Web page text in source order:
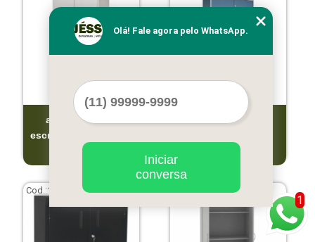
armário de aço
escritório Itapecerica
da Serra
qual o preço de
Caierias
Cod.:10210
1
Olá! Fale agora pelo WhatsApp.
Iniciar
conversa